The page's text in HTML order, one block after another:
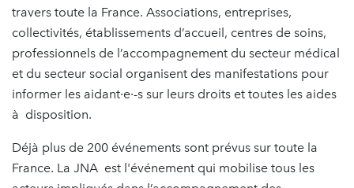
travers toute la France. Associations, entreprises,
collectivités, établissements d’accueil, centres de soins,
professionnels de l’accompagnement du secteur médical
et du secteur social organisent des manifestations pour
informer les aidant·e·-s sur leurs droits et toutes les aides
à disposition.
Déjà plus de 200 événements sont prévus sur toute la
France. La JNA est l'événement qui mobilise tous les